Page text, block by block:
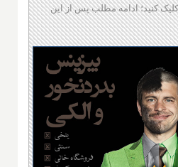
کنید؛ ادامه مطلب پس از این